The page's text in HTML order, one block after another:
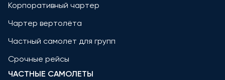
Корпоративный чартер
Чартер вертолёта
Частный самолет для групп
Срочные рейсы
ЧАСТНЫЕ САМОЛЕТЫ